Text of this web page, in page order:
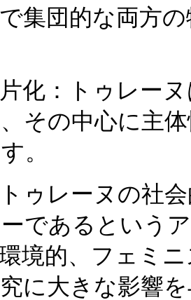
集団的な両方
化：トゥレー
その中心に主
。
ゥレーヌの社
であるという
境的、フェミ
に大きな影響